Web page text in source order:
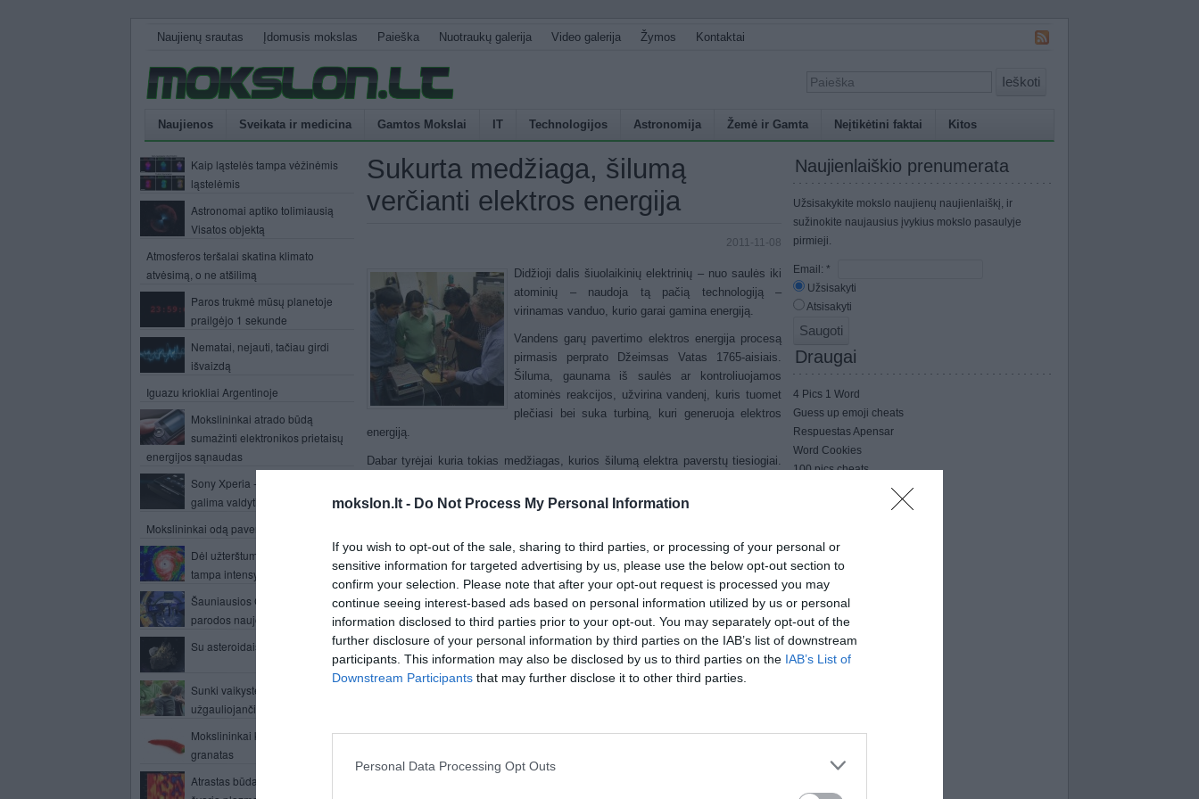
mokslon.lt - Do Not Process My Personal Information
If you wish to opt-out of the sale, sharing to third parties, or processing of your personal or
sensitive information for targeted advertising by us, please use the below opt-out section to
confirm your selection. Please note that after your opt-out request is processed you may
continue seeing interest-based ads based on personal information utilized by us or personal
information disclosed to third parties prior to your opt-out. You may separately opt-out of the
further disclosure of your personal information by third parties on the IAB’s list of downstream
participants. This information may also be disclosed by us to third parties on the IAB’s List of
Downstream Participants that may further disclose it to other third parties.
Personal Data Processing Opt Outs
Naujienų srautas Įdomusis mokslas Paieška Nuotraukų galerija Video galerija Žymos Kontaktai
Ieškoti
Naujienos Sveikata ir medicina Gamtos Mokslai IT Technologijos Astronomija Žemė ir Gamta Neįtikėtini faktai Kitos
Kaip ląstelės tampa vėžinėmis
ląstelėmis
Astronomai aptiko tolimiausią
Visatos objektą
Atmosferos teršalai skatina klimato
atvėsimą, o ne atšilimą
Paros trukmė mūsų planetoje
prailgėjo 1 sekunde
Nematai, nejauti, tačiau girdi
išvaizdą
Iguazu kriokliai Argentinoje
Mokslininkai atrado būdą
sumažinti elektronikos prietaisų
energijos sąnaudas
Sony Xperia - telefonas, kurį
galima valdyti neliečiant pirštais
Mokslininkai odą pavertė krauju
Dėl užterštumo jūroje ciklonai
tampa intensyvesni
Šauniausios CES elektronikos
parodos naujovės
Su asteroidais kovos dažytojai
Sunki vaikystė gali būti
užgauliojančio elgesio priežastis
Mokslininkai kuria čili pipirų
granatas
Atrastas būdas, kaip sukurti
Sukurta medžiaga, šilumą
verčianti elektros energija
2011-11-08
Didžioji dalis šiuolaikinių elektrinių – nuo saulės iki
atominių – naudoja tą pačią technologiją –
virinamas vanduo, kurio garai gamina energiją.
Vandens garų pavertimo elektros energija procesą
pirmasis perprato Džeimsas Vatas 1765-aisiais.
Šiluma, gaunama iš saulės ar kontroliuojamos
atominės reakcijos, užvirina vandenį, kuris tuomet
plečiasi bei suka turbiną, kuri generuoja elektros
energiją.
Dabar tyrėjai kuria tokias medžiagas, kurios šilumą elektra paverstų tiesiogiai.
Multimetalinės medžiagos apima mažiausiai dvi ar tris metalines savybes:
sukeliančios fazių transformacijos metu kristalinė lydinių struktūra staigiai
deformuojasi į kitą. Tai vadinama martensitinė fazių transformacija.
Dirbdami su vadinamaisiais Heuslerio lydiniais, kurie yra magnetiniai, nors juos
sudarantys metalai nėra magnetiniai, mokslininkai transformacijos metu pavertė
Ni2MnSn junginį į Ni45Co5Mn40Sn10.
Teigiama, kad Ni45Co5Mn40Sn10 lydinys žemoje temperatūroje nėra
magnetinis, tačiau aukštoje temperatūroje jis veikia kaip stiprus magnetas.
staigus magnetinių savybių pokytis ritėje indukuos elektros srovę,“ – teigia
Naujienlaiškio prenumerata
Užsisakykite mokslo naujienų naujienlaiškį, ir
sužinokite naujausius įvykius mokslo pasaulyje
pirmieji.
Email: *
Užsisakyti
Atsisakyti
Draugai
4 Pics 1 Word
Guess up emoji cheats
Respuestas Apensar
Word Cookies
100 pics cheats
4 bilder 1 wort lösungen
Games-helper.com
Word Bubbles answers